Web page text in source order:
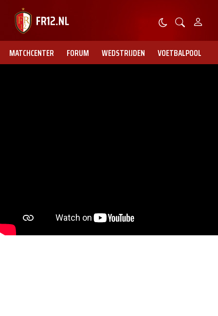
MATCHCENTER FORUM WEDSTRIJDEN VOETBALPOOL